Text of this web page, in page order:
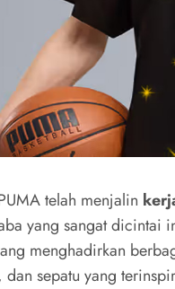
telah menjalin
yang sangat dicintai
menghadirkan
sepatu yang